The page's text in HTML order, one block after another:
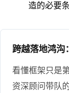
造的必要条
跨越落地鸿沟
看懂框架只是
资深顾问带队